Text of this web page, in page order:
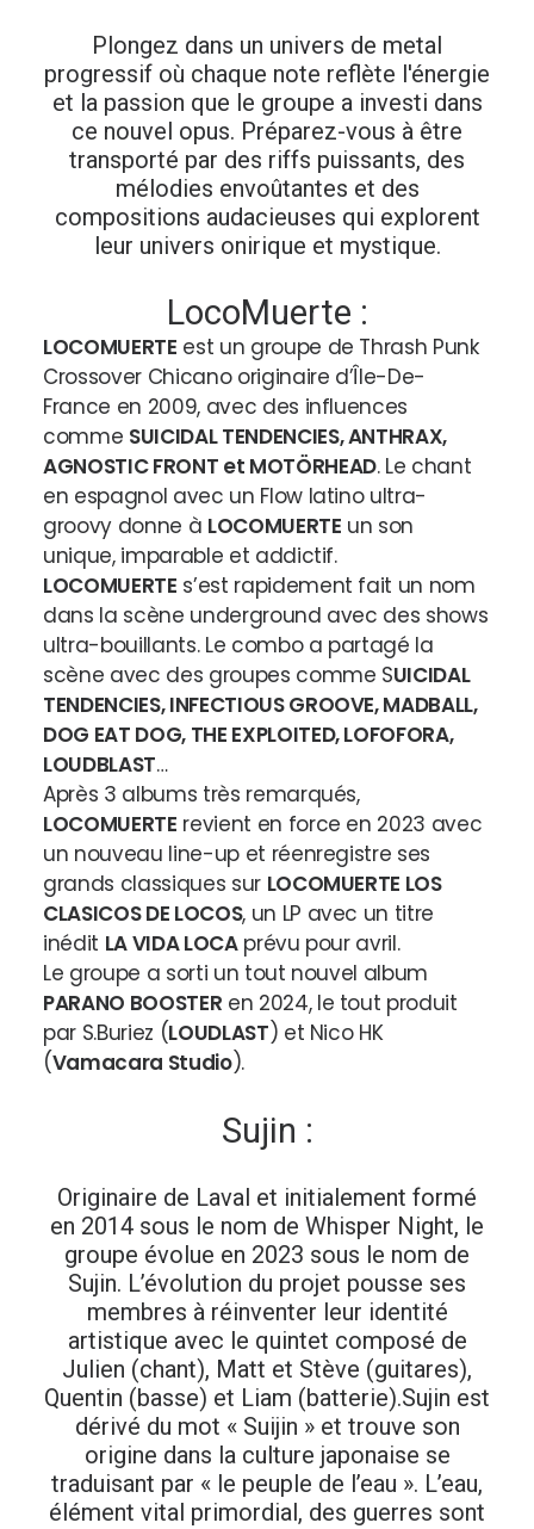
Plongez dans un univers de metal
progressif où chaque note reflète l'énergie
et la passion que le groupe a investi dans
ce nouvel opus. Préparez-vous à être
transporté par des riffs puissants, des
mélodies envoûtantes et des
compositions audacieuses qui explorent
leur univers onirique et mystique.
LocoMuerte :
LOCOMUERTE est un groupe de Thrash Punk
Crossover Chicano originaire d’Île-De-
France en 2009, avec des influences
comme SUICIDAL TENDENCIES, ANTHRAX,
AGNOSTIC FRONT et MOTÖRHEAD. Le chant
en espagnol avec un Flow latino ultra-
groovy donne à LOCOMUERTE un son
unique, imparable et addictif.
LOCOMUERTE s’est rapidement fait un nom
dans la scène underground avec des shows
ultra-bouillants. Le combo a partagé la
scène avec des groupes comme SUICIDAL
TENDENCIES, INFECTIOUS GROOVE, MADBALL,
DOG EAT DOG, THE EXPLOITED, LOFOFORA,
LOUDBLAST…
Après 3 albums très remarqués,
LOCOMUERTE revient en force en 2023 avec
un nouveau line-up et réenregistre ses
grands classiques sur LOCOMUERTE LOS
CLASICOS DE LOCOS, un LP avec un titre
inédit LA VIDA LOCAprévu pour avril.
Le groupe a sorti un tout nouvel album
PARANO BOOSTER en 2024, le tout produit
par S.Buriez (LOUDLAST) et Nico HK
(Vamacara Studio).
Sujin :
Originaire de Laval et initialement formé
en 2014 sous le nom de Whisper Night, le
groupe évolue en 2023 sous le nom de
Sujin. L’évolution du projet pousse ses
membres à réinventer leur identité
artistique avec le quintet composé de
Julien (chant), Matt et Stève (guitares),
Quentin (basse) et Liam (batterie).Sujin est
dérivé du mot « Suijin » et trouve son
origine dans la culture japonaise se
traduisant par « le peuple de l’eau ». L’eau,
élément vital primordial, des guerres sont